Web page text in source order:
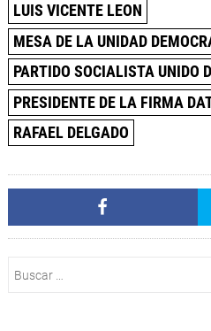
LUIS VICENTE LEON
MESA DE LA UNIDAD
PARTIDO SOCIALISTA UNIDO
PRESIDENTE DE LA FIRMA
RAFAEL DELGADO